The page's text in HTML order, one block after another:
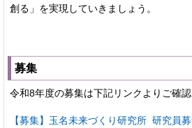
創る」を実現していきましょう。
募集
令和8年度の募集は下記リンクよりご確認
【募集】玉名未来づくり研究所 研究員